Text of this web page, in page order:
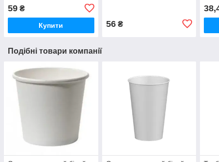
59 ₴
Купити 56₴
Подібні товари компанії